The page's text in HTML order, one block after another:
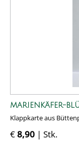
MARIENKÄFER-
Klappkarte aus
€8,90 | Stk.